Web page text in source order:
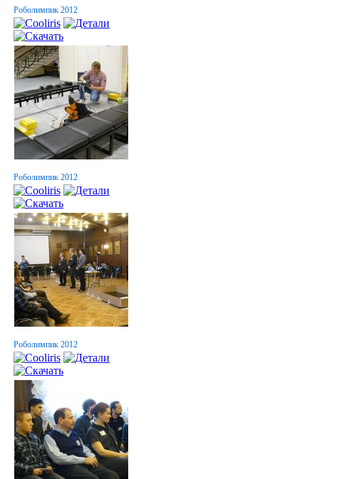
Роболимпик 2012
Роболимпик 2012
Роболимпик 2012